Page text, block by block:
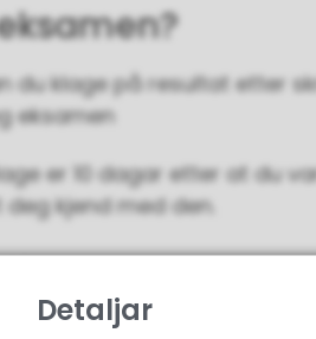
du klage på resultat etter
eksamen
er 10 dagar etter at du
kjend med den.
sensuren etter skriftleg
Detaljar